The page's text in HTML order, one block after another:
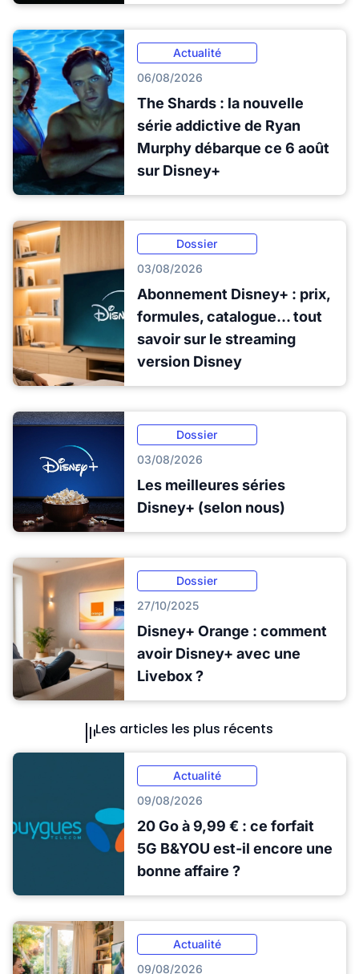
Actualité
06/08/2026
The Shards : la nouvelle
série addictive de Ryan
Murphy débarque ce 6 août
sur Disney+
Dossier
03/08/2026
Abonnement Disney+ : prix,
formules, catalogue... tout
savoir sur le streaming
version Disney
Dossier
03/08/2026
Les meilleures séries
Disney+ (selon nous)
Dossier
27/10/2025
Disney+ Orange : comment
avoir Disney+ avec une
Livebox ?
Les articles les plus récents
Actualité
09/08/2026
20 Go à 9,99 € : ce forfait
5G B&YOU est-il encore une
bonne affaire ?
Actualité
09/08/2026